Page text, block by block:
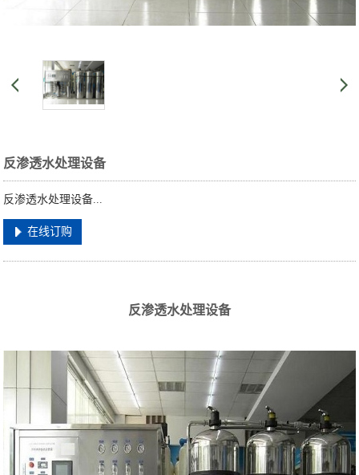
反渗透水处理设备
反渗透水处理设备...
在线订购
反渗透水处理设备